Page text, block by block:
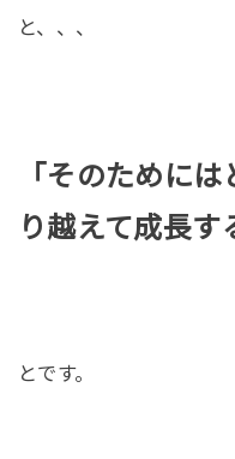
と、、、
「そのために
り越えて成長す
とです。